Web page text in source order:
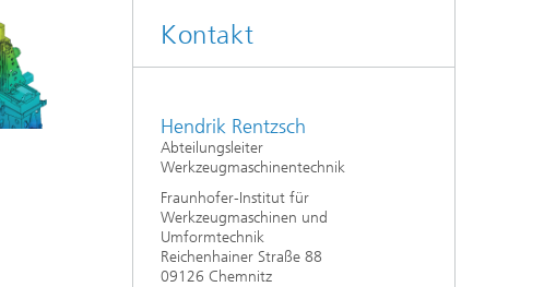
Kontakt
Hendrik Rentzsch
Abteilungsleiter
Werkzeugmaschinentechnik
Fraunhofer-Institut für
Werkzeugmaschinen und
Umformtechnik
Reichenhainer Straße 88
09126 Chemnitz